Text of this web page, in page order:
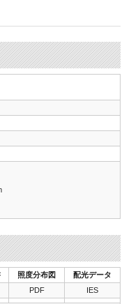
照度分布図
配光データ
PDF IES